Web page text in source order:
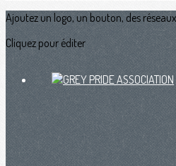
Ajoutez un logo, un bouton, des
Cliquez pour éditer